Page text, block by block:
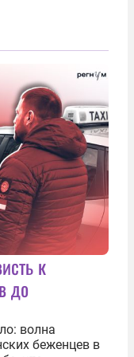
к
до
волна
беженцев в